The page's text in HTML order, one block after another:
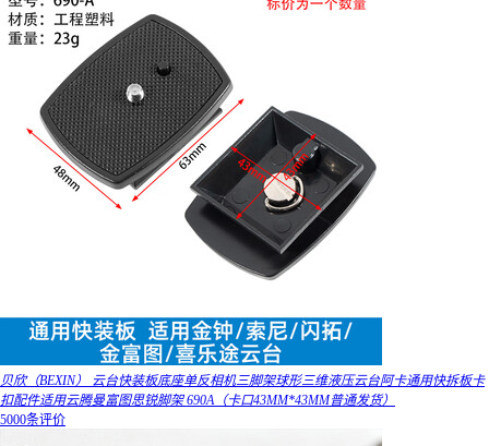
贝欣（BEXIN） 云台快装板底座单反相机三脚架球形三维液压云台阿卡通用快拆板卡
扣配件适用云腾曼富图思锐脚架 690A（卡口43MM*43MM普通发货）
5000条评价